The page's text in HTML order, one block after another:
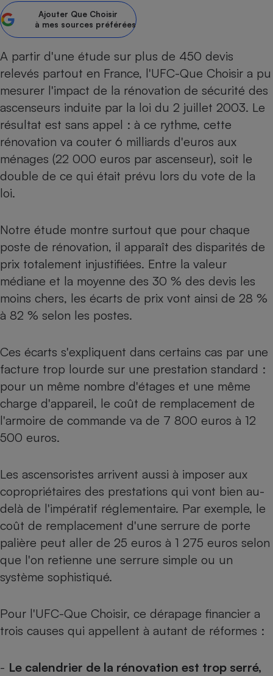
Ajouter Que Choisir
à mes sources préférées
A partir d'une étude sur plus de 450 devis
relevés partout en France, l'UFC-Que Choisir a pu
mesurer l'impact de la rénovation de sécurité des
ascenseurs induite par la loi du 2 juillet 2003. Le
résultat est sans appel : à ce rythme, cette
rénovation va couter 6 milliards d'euros aux
ménages (22 000 euros par ascenseur), soit le
double de ce qui était prévu lors du vote de la
loi.
Notre étude montre surtout que pour chaque
poste de rénovation, il apparaît des disparités de
prix totalement injustifiées. Entre la valeur
médiane et la moyenne des 30 % des devis les
moins chers, les écarts de prix vont ainsi de 28 %
à 82 % selon les postes.
Ces écarts s'expliquent dans certains cas par une
facture trop lourde sur une prestation standard :
pour un même nombre d'étages et une même
charge d'appareil, le coût de remplacement de
l'armoire de commande va de 7 800 euros à 12
500 euros.
Les ascensoristes arrivent aussi à imposer aux
copropriétaires des prestations qui vont bien au-
delà de l'impératif réglementaire. Par exemple, le
coût de remplacement d'une serrure de porte
palière peut aller de 25 euros à 1 275 euros selon
que l'on retienne une serrure simple ou un
système sophistiqué.
Pour l'UFC-Que Choisir, ce dérapage financier a
trois causes qui appellent à autant de réformes :
- Le calendrier de la rénovation est trop serré,
Supermarché - Drive
Complément
bouteille
Epargne - Fiscalité
Banque
Pièce détachée
Moto
Comparateur auto
Supermarché - Drive
Comparatif
Comparatif plaque à
Comparatif hotte
Comparatif climatiseur
Comparatif aspirateur
Comparatif aspirateur
Comparatif centrale
Gros électroménager
Petit électroménager -
Électricité - Gaz
Comparatif casque audio
Comparatif barre de son
Comparatif imprimante
Comparatif ordinateur
Comparatif ultrabook
Comparatif tablette
Informatique
Internet
Téléphonie
Téléphone mobile -
Smartphone
Comparatif tondeuse
Comparatif poêle à
Comparatif radiateur
Aménagement
Bricolage - Jardinage
Sécurité domestique
Matelas
Radiateur électrique
Climatiseur -
Hygiène - Beauté
Maladie - Médecine -
Système de santé -
Retraite
Choisir son fioul
Choisir son pellet
Energie Moins Chère Ensemble
Tous les comparateurs
Toutes les cartes interactives